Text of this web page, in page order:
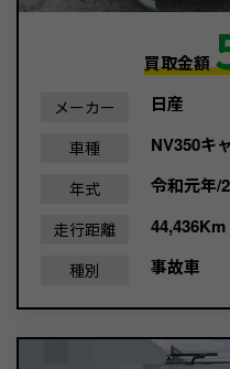
買取金額
メーカー 日産
車種 NV350キ
年式 令和元年/
走行距離 44,436Km
種別 事故車